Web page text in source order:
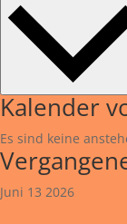
Kalender
Es sind keine
Juni 13 2026